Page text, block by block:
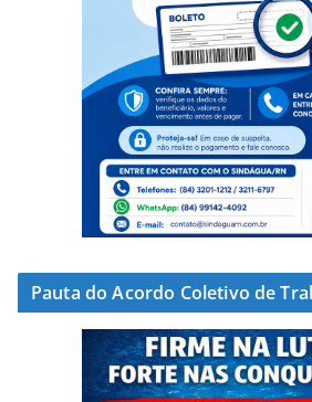
Pauta do Acordo Coletivo de